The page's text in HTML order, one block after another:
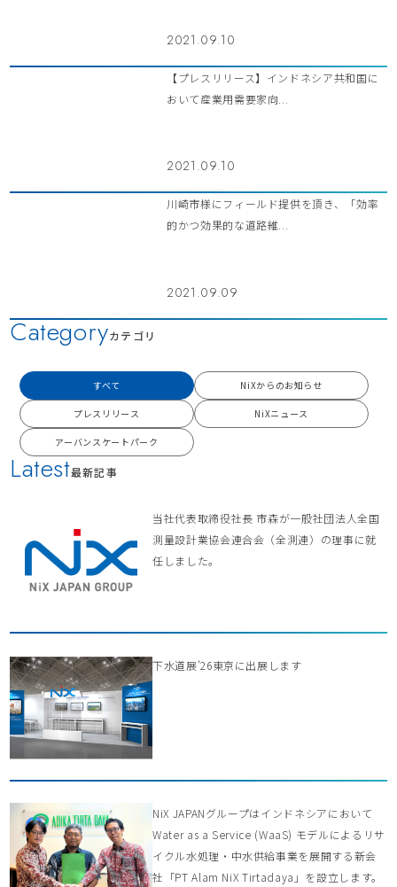
2021.09.10
【プレスリリース】インドネシア共和国に
おいて産業用需要家向...
2021.09.10
川崎市様にフィールド提供を頂き、「効率
的かつ効果的な道路維...
2021.09.09
Latest最新記事
当社代表取締役社長 市森が一般社団法人全国
測量設計業協会連合会（全測連）の理事に就
任しました。
下水道展’26東京に出展します
NiX JAPANグループはインドネシアにおいて
Water as a Service (WaaS) モデルによるリサ
イクル水処理・中水供給事業を展開する新会
社「PT Alam NiX Tirtadaya」を設立します。
Categoryカテゴリ
すべて NiXからのお知らせ
プレスリリース NiXニュース
アーバンスケートパーク